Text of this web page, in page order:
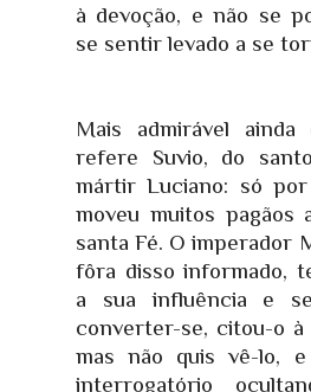
à devoção, e não se
se sentir levado a se
Mais admirável
refere Suvio, do
mártir Luciano: só por
moveu muitos pagãos
santa Fé. O imperador
fôra disso informado,
a sua influência e
converter-se, citou-o à
mas não quis vê-lo,
interrogatório